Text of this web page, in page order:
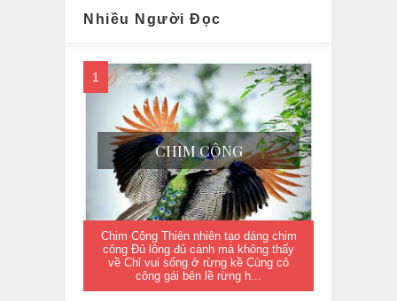
Nhiều Người Đọc
CHIM CÔNG
Chim Công Thiên nhiên tạo dáng chim
công Đủ lông đủ cánh mà không thấy
về Chỉ vui sống ở rừng kề Cùng cô
công gái bên lề rừng h...